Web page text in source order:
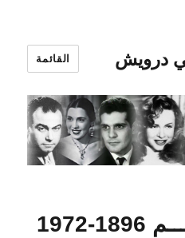
درويش القائمة
1972